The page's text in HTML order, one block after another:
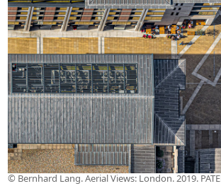
© Bernhard Lang. Aerial Views: London. 2019.